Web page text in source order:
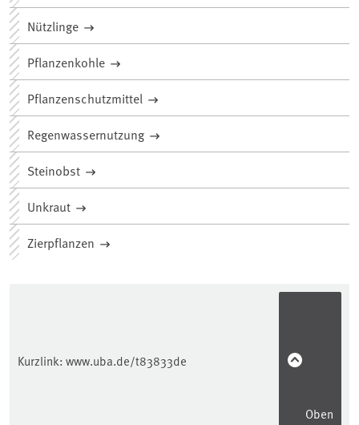
Nützlinge
Pflanzenkohle
Pflanzenschutzmittel
Regenwassernutzung
Steinobst
Unkraut
Zierpflanzen
Kurzlink: www.uba.de/t83833de
Oben